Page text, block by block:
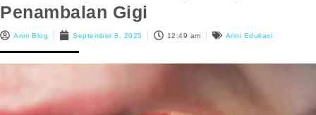
Penambalan Gigi
Arini Blog September 8, 2025 12:49 am Arini Edukasi